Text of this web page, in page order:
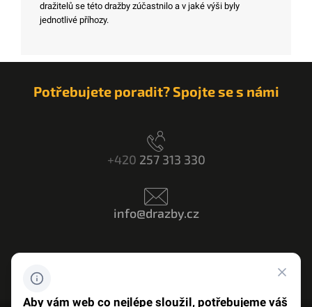
dražitelů se této dražby zúčastnilo a v jaké výši byly
jednotlivé příhozy.
Potřebujete poradit? Spojte se s námi
+420 257 313 330
info@drazby.cz
Aby vám web co nejlépe sloužil, potřebujeme váš